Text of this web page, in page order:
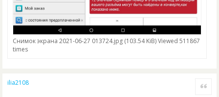
Снимок экрана 2021-06-27 013724.jpg (103.54 KiB) Viewed 511867
times
ilia2108 Quote